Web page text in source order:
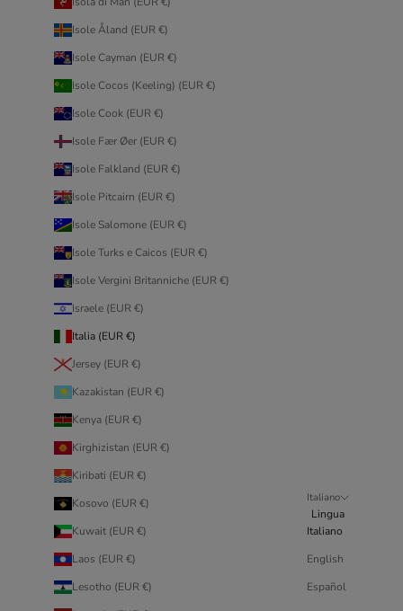
Isole Åland (EUR €)
Isole Cayman (EUR €)
Isole Cocos (Keeling) (EUR €)
Isole Cook (EUR €)
Isole Fær Øer (EUR €)
Isole Falkland (EUR €)
Isole Pitcairn (EUR €)
Isole Salomone (EUR €)
Isole Turks e Caicos (EUR €)
Isole Vergini Britanniche (EUR €)
Israele (EUR €)
Italia (EUR €)
Jersey (EUR €)
Kazakistan (EUR €)
Kenya (EUR €)
Kirghizistan (EUR €)
Kiribati (EUR €)
Kosovo (EUR €)
Kuwait (EUR €)
Laos (EUR €)
Lesotho (EUR €)
Italiano
Lingua
Italiano
English
Español